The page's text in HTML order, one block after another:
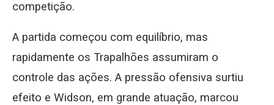
competição.
A partida começou com equilíbrio, mas
rapidamente os Trapalhões assumiram o
controle das ações. A pressão ofensiva surtiu
efeito e Widson, em grande atuação, marcou